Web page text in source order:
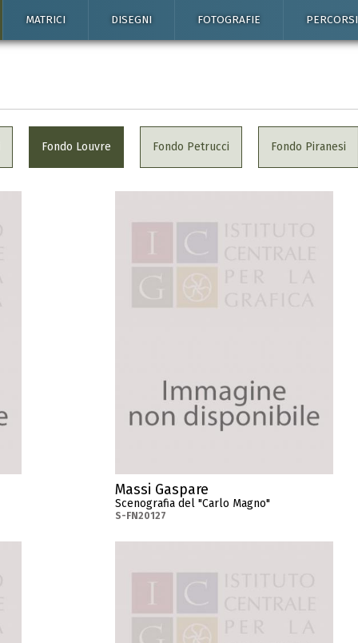
MATRICI DISEGNI FOTOGRAFIE PERCORSI
Fondo Louvre Fondo Petrucci Fondo Piranesi
Massi Gaspare
Scenografia del "Carlo Magno"
S-FN20127